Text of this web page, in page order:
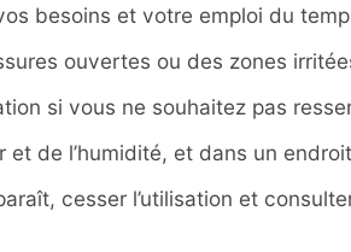
besoins et votre emploi du
ouvertes ou des zones
si vous ne souhaitez pas
et de l’humidité, et dans un
cesser l’utilisation et